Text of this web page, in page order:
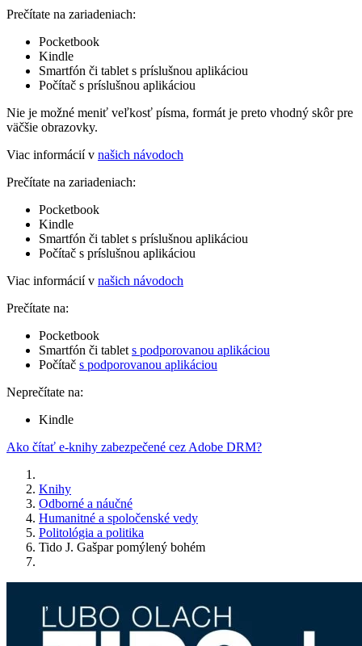
Prečítate na zariadeniach:
Pocketbook
Kindle
Smartfón či tablet s príslušnou aplikáciou
Počítač s príslušnou aplikáciou
Nie je možné meniť veľkosť písma, formát je preto vhodný skôr pre
väčšie obrazovky.
Viac informácií v našich návodoch
Prečítate na zariadeniach:
Pocketbook
Kindle
Smartfón či tablet s príslušnou aplikáciou
Počítač s príslušnou aplikáciou
Viac informácií v našich návodoch
Prečítate na:
Pocketbook
Smartfón či tablet s podporovanou aplikáciou
Počítač s podporovanou aplikáciou
Neprečítate na:
Kindle
Ako čítať e-knihy zabezpečené cez Adobe DRM?
Knihy
Odborné a náučné
Humanitné a spoločenské vedy
Politológia a politika
Tido J. Gašpar pomýlený bohém